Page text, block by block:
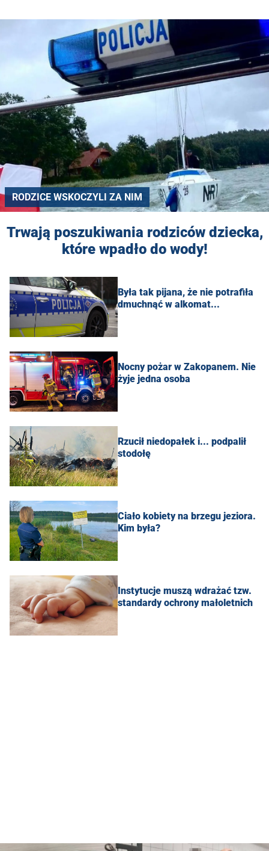
RODZICE WSKOCZYLI ZA NIM
Trwają poszukiwania rodziców dziecka,
które wpadło do wody!
Była tak pijana, że nie potrafiła
dmuchnąć w alkomat...
Nocny pożar w Zakopanem. Nie
żyje jedna osoba
Rzucił niedopałek i... podpalił
stodołę
Ciało kobiety na brzegu jeziora.
Kim była?
Instytucje muszą wdrażać tzw.
standardy ochrony małoletnich